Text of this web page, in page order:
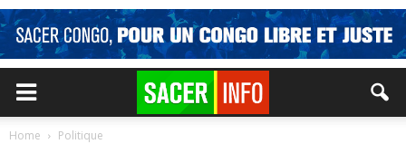
Home Politique